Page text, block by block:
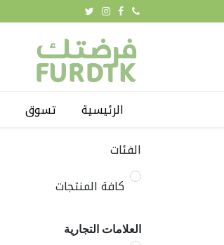
الرئيسية تسوق
الفئات
كافة المنتجات
العلامات التجارية